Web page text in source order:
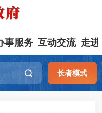
事服务 互动交流 走进
长者模式